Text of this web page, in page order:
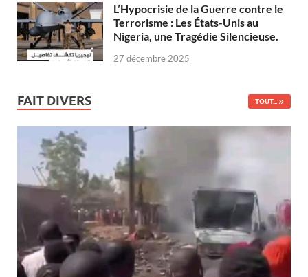
L’Hypocrisie de la Guerre contre le
Terrorisme : Les États-Unis au
Nigeria, une Tragédie Silencieuse.
27 décembre 2025
FAIT DIVERS TOUT...